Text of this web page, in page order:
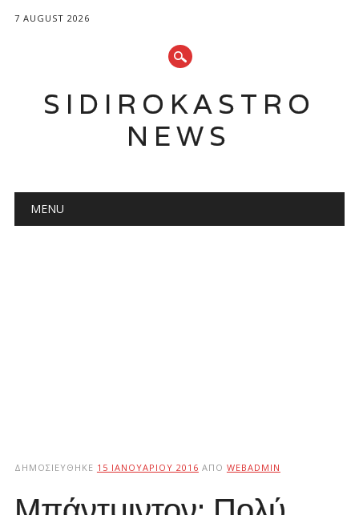
7 AUGUST 2026
SIDIROKASTRO
NEWS
Main menu
MENU
ΔΗΜΟΣΙΕΎΘΗΚΕ 15 ΙΑΝΟΥΑΡΊΟΥ 2016 ΑΠΌ WEBADMIN